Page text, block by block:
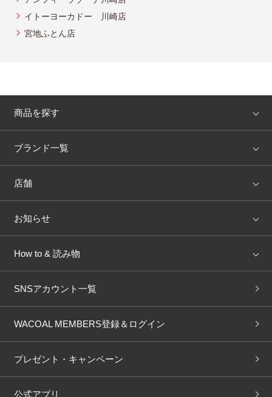
イトーヨーカドー 川崎店
宮地ふとん店
商品を探す
アイテム
トピックス
ブランド一覧
WACOAL
AMPHI une nana cool
OUR WACOAL
WACOAL Remamma Mens Innerwear
Licensed Brands
店舗
店舗を探す
ブラ無料診断
3Dボディスキャン
お知らせ
新着情報
商品回収
ニュース＆トピックス
How to & 読み物
下着の基礎知識
ブラパン ワコールスタイル
SNSアカウント一覧
WACOAL MEMBERS登録＆ログイン
プレゼント・キャンペーン
公式アプリ